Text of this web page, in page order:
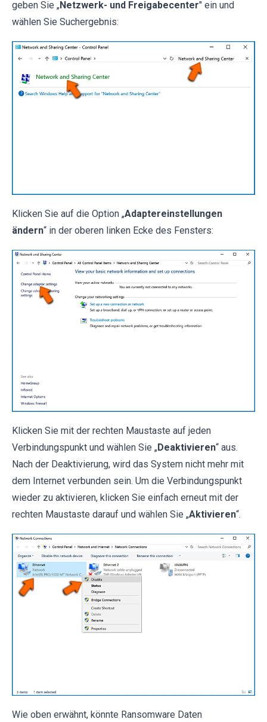
geben Sie „Netzwerk- und Freigabecenter" ein und
wählen Sie Suchergebnis:
Klicken Sie auf die Option „Adaptereinstellungen
ändern“ in der oberen linken Ecke des Fensters:
Klicken Sie mit der rechten Maustaste auf jeden
Verbindungspunkt und wählen Sie „Deaktivieren“ aus.
Nach der Deaktivierung, wird das System nicht mehr mit
dem Internet verbunden sein. Um die Verbindungspunkt
wieder zu aktivieren, klicken Sie einfach erneut mit der
rechten Maustaste darauf und wählen Sie „Aktivieren“.
Wie oben erwähnt, könnte Ransomware Daten